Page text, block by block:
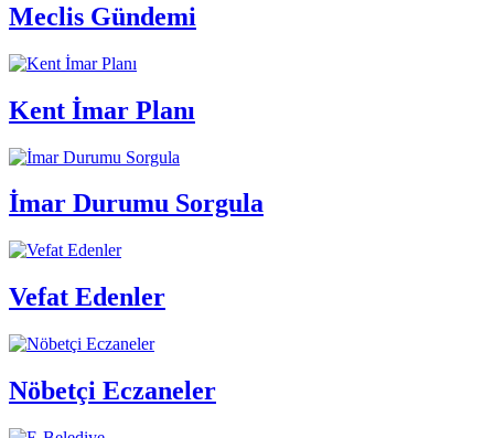
Meclis Gündemi
Kent İmar Planı
İmar Durumu Sorgula
Vefat Edenler
Nöbetçi Eczaneler